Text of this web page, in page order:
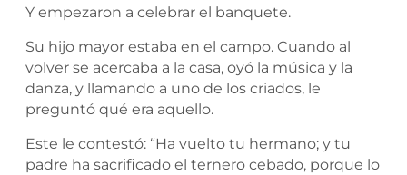
Y empezaron a celebrar el banquete.
Su hijo mayor estaba en el campo. Cuando al
volver se acercaba a la casa, oyó la música y la
danza, y llamando a uno de los criados, le
preguntó qué era aquello.
Este le contestó: “Ha vuelto tu hermano; y tu
padre ha sacrificado el ternero cebado, porque lo